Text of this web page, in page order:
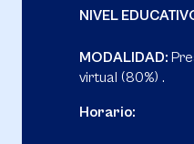
NIVEL
MODALIDAD:
virtual (80%) .
Horario: